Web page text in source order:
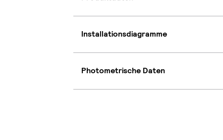
Installationsdiagramme
Photometrische Daten